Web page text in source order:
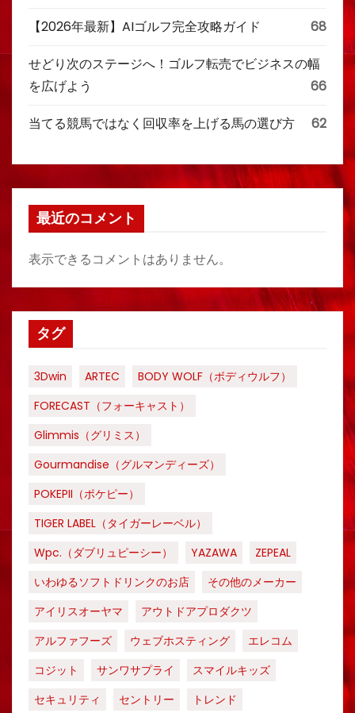
【2026年最新】AIゴルフ完全攻略ガイド 68
せどり次のステージへ！ゴルフ転売でビジネスの幅
を広げよう
66
当てる競馬ではなく回収率を上げる馬の選び方 62
最近のコメント
表示できるコメントはありません。
タグ
3Dwin ARTEC
BODY WOLF（ボディウルフ）
FORECAST（フォーキャスト）
Glimmis（グリミス）
Gourmandise（グルマンディーズ）
POKEPII（ポケピー）
TIGER LABEL（タイガーレーベル）
Wpc.（ダブリュピーシー）
YAZAWA
ZEPEAL
いわゆるソフトドリンクのお店
その他のメーカー
アイリスオーヤマ
アウトドアプロダクツ
アルファフーズ
ウェブホスティング
エレコム
コジット
サンワサプライ
スマイルキッズ
セキュリティ
セントリー
トレンド